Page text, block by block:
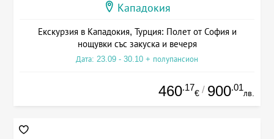
Кападокия
Екскурзия в Кападокия, Турция: Полет от София и
нощувки със закуска и вечеря
Дата: 23.09 - 30.10 + полупансион
460.17
€ / 900.01
лв.